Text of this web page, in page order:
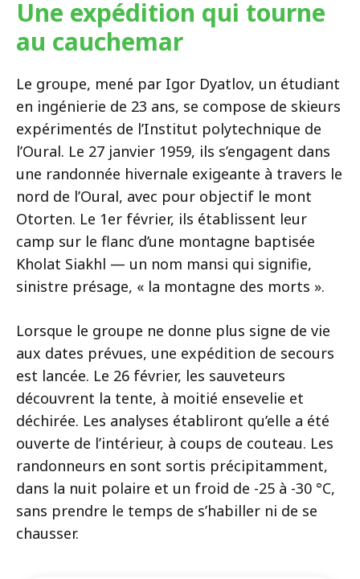
Une expédition qui tourne
au cauchemar
Le groupe, mené par Igor Dyatlov, un étudiant
en ingénierie de 23 ans, se compose de skieurs
expérimentés de l’Institut polytechnique de
l’Oural. Le 27 janvier 1959, ils s’engagent dans
une randonnée hivernale exigeante à travers le
nord de l’Oural, avec pour objectif le mont
Otorten. Le 1er février, ils établissent leur
camp sur le flanc d’une montagne baptisée
Kholat Siakhl — un nom mansi qui signifie,
sinistre présage, « la montagne des morts ».
Lorsque le groupe ne donne plus signe de vie
aux dates prévues, une expédition de secours
est lancée. Le 26 février, les sauveteurs
découvrent la tente, à moitié ensevelie et
déchirée. Les analyses établiront qu’elle a été
ouverte de l’intérieur, à coups de couteau. Les
randonneurs en sont sortis précipitamment,
dans la nuit polaire et un froid de -25 à -30 °C,
sans prendre le temps de s’habiller ni de se
chausser.